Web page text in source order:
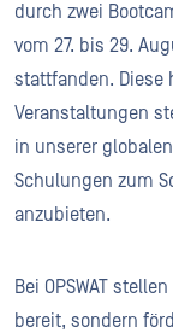
durch zwei
vom 27. bis 29.
stattfanden. Diese
Veranstaltungen
in unserer
Schulungen zum
anzubieten.
Bei OPSWAT
bereit, sondern